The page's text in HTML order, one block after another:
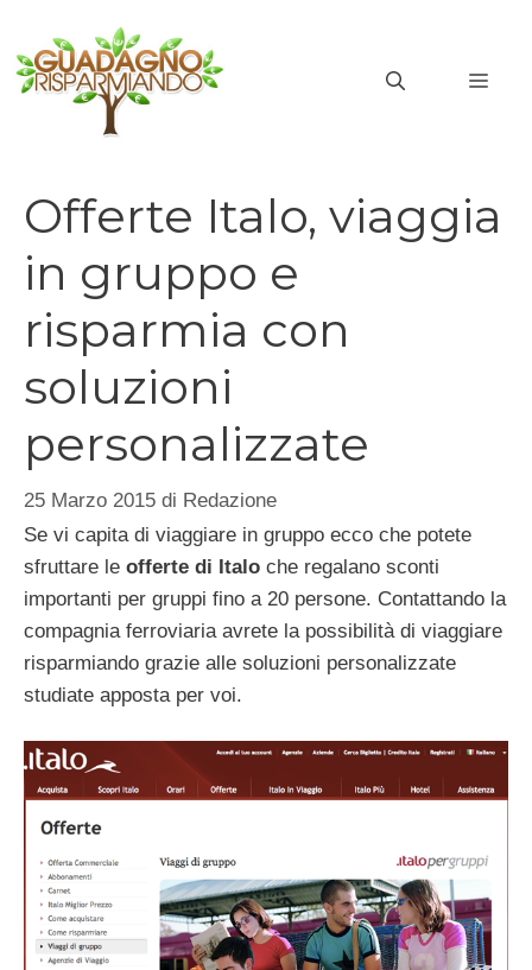
contenuto
Offerte Italo, viaggia
in gruppo e
risparmia con
soluzioni
personalizzate
25 Marzo 2015 di Redazione
Se vi capita di viaggiare in gruppo ecco che potete
sfruttare le offerte di Italo che regalano sconti
importanti per gruppi fino a 20 persone. Contattando la
compagnia ferroviaria avrete la possibilità di viaggiare
risparmiando grazie alle soluzioni personalizzate
studiate apposta per voi.